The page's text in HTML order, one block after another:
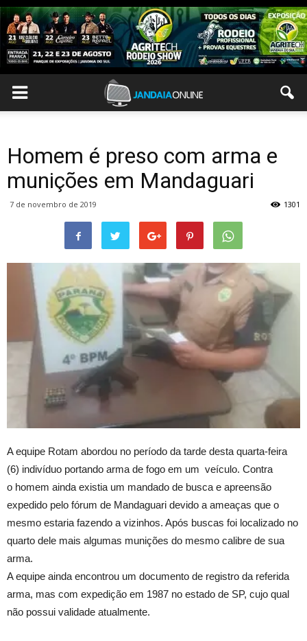
Homem é preso com arma e
munições em Mandaguari
7 de novembro de 2019 1301
A equipe Rotam abordou no período da tarde desta quarta-feira
(6) indivíduo portando arma de fogo em um veículo. Contra
o homem ainda existia um mandado de busca e apreensão
expedido pelo fórum de Mandaguari devido a ameaças que o
mesmo estaria fazendo a vizinhos. Após buscas foi localizado no
quarto dele mais algumas munições do mesmo calibre de sua
arma.
A equipe ainda encontrou um documento de registro da referida
arma, mas com expedição em 1987 no estado de SP, cujo qual
não possui validade atualmente.